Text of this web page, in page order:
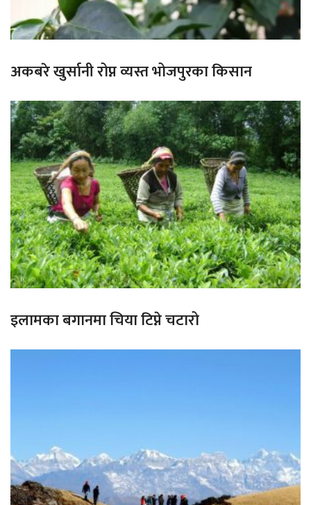
अकबरे खुर्सानी रोप्न व्यस्त भोजपुरका किसान
इलामका बगानमा चिया टिप्ने चटारो